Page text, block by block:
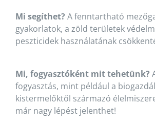
Mi segíthet? A fenntartható
gyakorlatok, a zöld területek
peszticidek használatának
Mi, fogyasztóként mit tehetünk?
fogyasztás, mint például a
kistermelőktől származó
már nagy lépést jelenthet!